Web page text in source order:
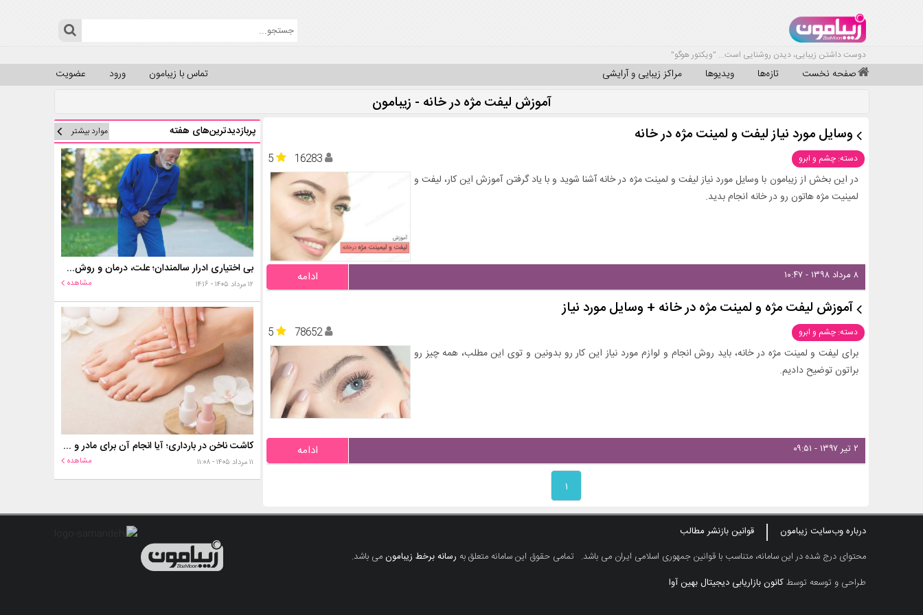
دوست داشتن زیبایی، دیدن روشنایی است... "ویکتور هوگو"
صفحه نخست تازه‌ها ویدیوها مراکز زیبایی و آرایشی عضویت ورود تماس با زیبامون
آموزش لیفت مژه در خانه - زیبامون
وسایل مورد نیاز لیفت و لمینت مژه در خانه
دسته: چشم و ابرو 5
16283
در این بخش از زیبامون با وسایل مورد نیاز لیفت و لمینت مژه در خانه آشنا شوید و با یاد گرفتن آموزش این کار، لیفت و
لمینیت مژه هاتون رو در خانه انجام بدید.
۸ مرداد ۱۳۹۸ - ۱۰:۴۷ ادامه
آموزش لیفت مژه و لمینت مژه در خانه + وسایل مورد نیاز
دسته: چشم و ابرو 5
78652
برای لیفت و لمینت مژه در خانه، باید روش انجام و لوازم مورد نیاز این کار رو بدونین و توی این مطلب، همه چیز رو
براتون توضیح دادیم.
۲ تیر ۱۳۹۷ - ۰۹:۵۱ ادامه
۱
پربازدیدترین‌های هفته موارد بیشتر
بی اختیاری ادرار سالمندان؛ علت، درمان و روش‌های کنترل در منزل
۱۲ مرداد ۱۴۰۵ - ۱۴:۱۶ مشاهده
کاشت ناخن در بارداری؛ آیا انجام آن برای مادر و جنین خطر دارد؟
۱۱ مرداد ۱۴۰۵ - ۱۱:۰۸ مشاهده
درباره وب‌سایت زیبامون
قوانین بازنشر مطالب
محتوای درج شده در این سامانه، متناسب با قوانین جمهوری اسلامی ایران می باشد. تمامی حقوق این سامانه متعلق به رسانه برخط زیبامونمی باشد.
طراحی و توسعه توسطکانون بازاریابی دیجیتال بهین آوا